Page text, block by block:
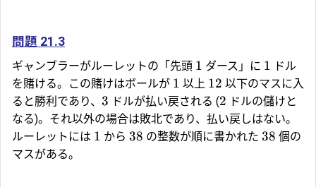
問題 21.3
ギャンブラーがルーレットの「先頭 1 ダース」に 1 ドル
を賭ける。この賭けはボールが 1 以上 12 以下のマスに入
ると勝利であり、 3 ドルが払い戻される (2 ドルの儲けと
なる)。それ以外の場合は敗北であり、払い戻しはない。
ルーレットには 1 から 38 の整数が順に書かれた 38 個の
マスがある。